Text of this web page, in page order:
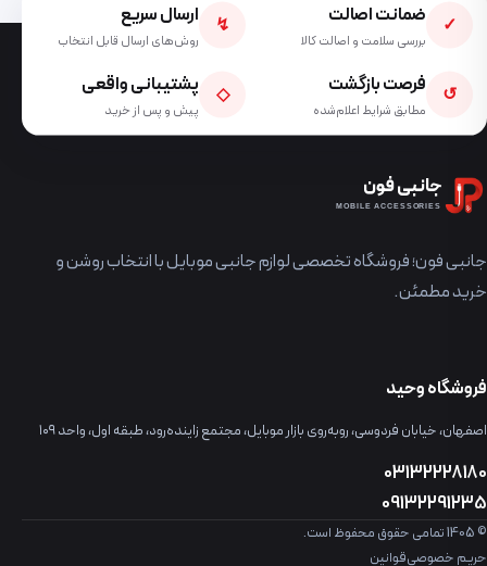
✓ ضمانت اصالت
بررسی سلامت و اصالت کالا
↯ ارسال سریع
روش‌های ارسال قابل انتخاب
↺ فرصت بازگشت
مطابق شرایط اعلام‌شده
◇ پشتیبانی واقعی
پیش و پس از خرید
جانبی فون
MOBILE ACCESSORIES
جانبی فون؛ فروشگاه تخصصی لوازم جانبی موبایل با انتخاب روشن و
خرید مطمئن.
فروشگاه وحید
اصفهان، خیابان فردوسی، روبه‌روی بازار موبایل، مجتمع زاینده‌رود، طبقه اول، واحد ۱۰۹
03132228180
09132291235
© 1405 تمامی حقوق محفوظ است.
حریم خصوصیقوانین